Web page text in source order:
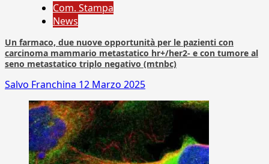
Com. Stampa
News
Un farmaco, due nuove opportunità per le pazienti con
carcinoma mammario metastatico hr+/her2- e con tumore al
seno metastatico triplo negativo (mtnbc)
Salvo Franchina 12 Marzo 2025